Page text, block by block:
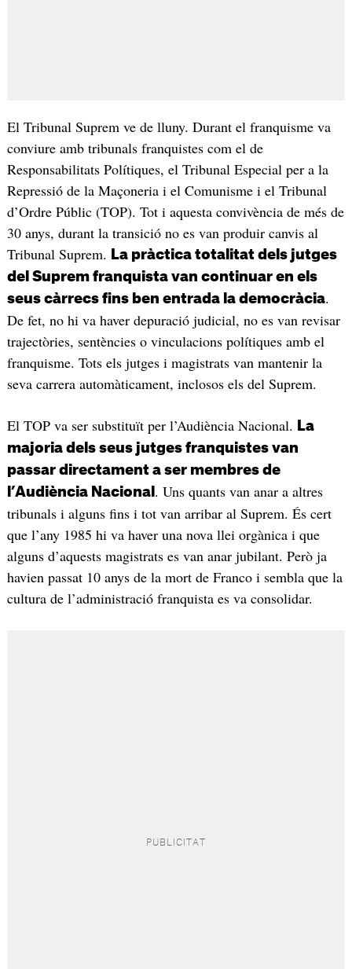
El Tribunal Suprem ve de lluny. Durant el franquisme va
conviure amb tribunals franquistes com el de
Responsabilitats Polítiques, el Tribunal Especial per a la
Repressió de la Maçoneria i el Comunisme i el Tribunal
d’Ordre Públic (TOP). Tot i aquesta convivència de més de
30 anys, durant la transició no es van produir canvis al
Tribunal Suprem.
La pràctica totalitat dels jutges
del Suprem franquista van continuar en els
seus càrrecs fins ben entrada la democràcia.
De fet, no hi va haver depuració judicial, no es van revisar
trajectòries, sentències o vinculacions polítiques amb el
franquisme. Tots els jutges i magistrats van mantenir la
seva carrera automàticament, inclosos els del Suprem.
El TOP va ser substituït per l’Audiència Nacional.
La
majoria dels seus jutges franquistes van
passar directament a ser membres de
l’Audiència Nacional . Uns quants van anar a altres
tribunals i alguns fins i tot van arribar al Suprem. És cert
que l’any 1985 hi va haver una nova llei orgànica i que
alguns d’aquests magistrats es van anar jubilant. Però ja
havien passat 10 anys de la mort de Franco i sembla que la
cultura de l’administració franquista es va consolidar.